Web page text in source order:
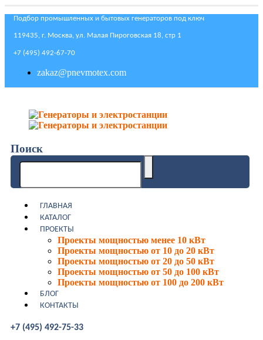
Подбор промышленных и бытовых генераторов под ключ
119435, г. Москва, ул. Малая Пироговская 18, стр 1
+7 (495) 492-67-70
zakaz@pnevmotex.com
Поиск
ГЛАВНАЯ
КАТАЛОГ
ПРОЕКТЫ
Проекты мощностью менее 10 кВт
Проекты мощностью от 10 до 20 кВт
Проекты мощностью от 20 до 50 кВт
Проекты мощностью от 50 до 100 кВт
Проекты мощностью от 100 до 200 кВт
БЛОГ
КОНТАКТЫ
+7 (495) 492-75-33